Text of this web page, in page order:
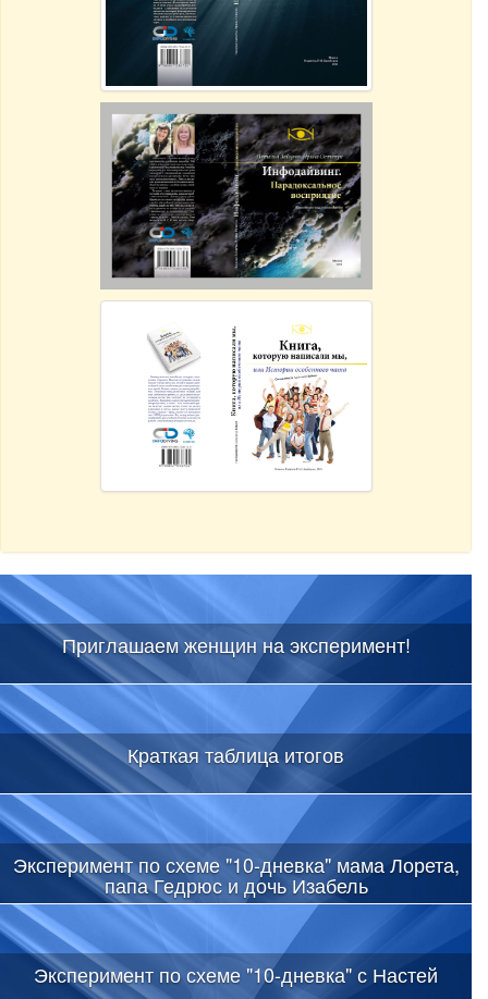
Приглашаем женщин на эксперимент!
Краткая таблица итогов
Эксперимент по схеме "10-дневка" мама Лорета,
папа Гедрюс и дочь Изабель
Эксперимент по схеме "10-дневка" с Настей